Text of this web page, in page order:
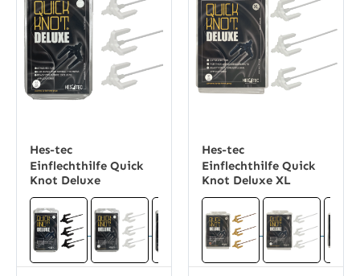
Hes-tec
Einflechthilfe Quick
Knot Deluxe
Hes-tec
Einflechthilfe Quick
Knot Deluxe XL